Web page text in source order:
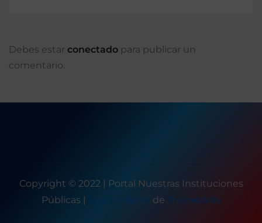
Debes estar conectado para publicar un
comentario.
Copyright © 2022 | Portal Nuestras Instituciones
Públicas | Seattle News de ThemeArile